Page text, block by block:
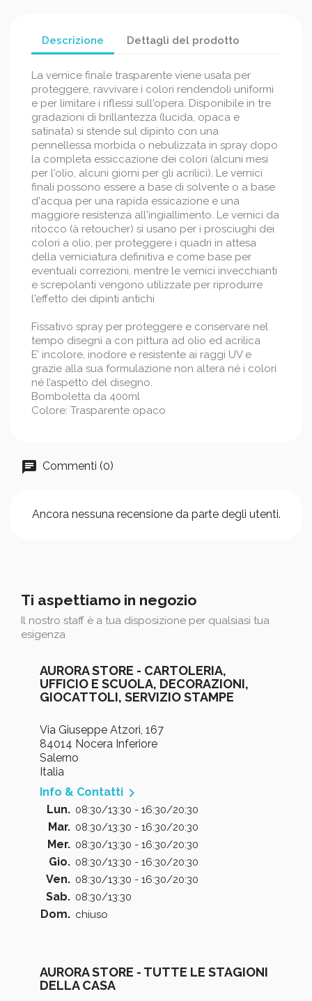
Descrizione Dettagli del prodotto
La vernice finale trasparente viene usata per
proteggere, ravvivare i colori rendendoli uniformi
e per limitare i riflessi sull'opera. Disponibile in tre
gradazioni di brillantezza (lucida, opaca e
satinata) si stende sul dipinto con una
pennellessa morbida o nebulizzata in spray dopo
la completa essiccazione dei colori (alcuni mesi
per l'olio, alcuni giorni per gli acrilici). Le vernici
finali possono essere a base di solvente o a base
d'acqua per una rapida essicazione e una
maggiore resistenza all'ingiallimento. Le vernici da
ritocco (à retoucher) si usano per i prosciughi dei
colori a olio, per proteggere i quadri in attesa
della verniciatura definitiva e come base per
eventuali correzioni, mentre le vernici invecchianti
e screpolanti vengono utilizzate per riprodurre
l'effetto dei dipinti antichi
Fissativo spray per proteggere e conservare nel
tempo disegni a con pittura ad olio ed acrilica
E’ incolore, inodore e resistente ai raggi UV e
grazie alla sua formulazione non altera né i colori
né l’aspetto del disegno.
Bomboletta da 400ml
Colore: Trasparente opaco
Commenti (0)
Ancora nessuna recensione da parte degli utenti.
Ti aspettiamo in negozio
Il nostro staff è a tua disposizione per qualsiasi tua
esigenza
AURORA STORE - CARTOLERIA,
UFFICIO E SCUOLA, DECORAZIONI,
GIOCATTOLI, SERVIZIO STAMPE
Via Giuseppe Atzori, 167
84014 Nocera Inferiore
Salerno
Italia
Info & Contatti 
Lun. 08:30/13:30 - 16:30/20:30
Mar. 08:30/13:30 - 16:30/20:30
Mer. 08:30/13:30 - 16:30/20:30
Gio. 08:30/13:30 - 16:30/20:30
Ven. 08:30/13:30 - 16:30/20:30
Sab. 08:30/13:30
Dom. chiuso
AURORA STORE - TUTTE LE STAGIONI
DELLA CASA